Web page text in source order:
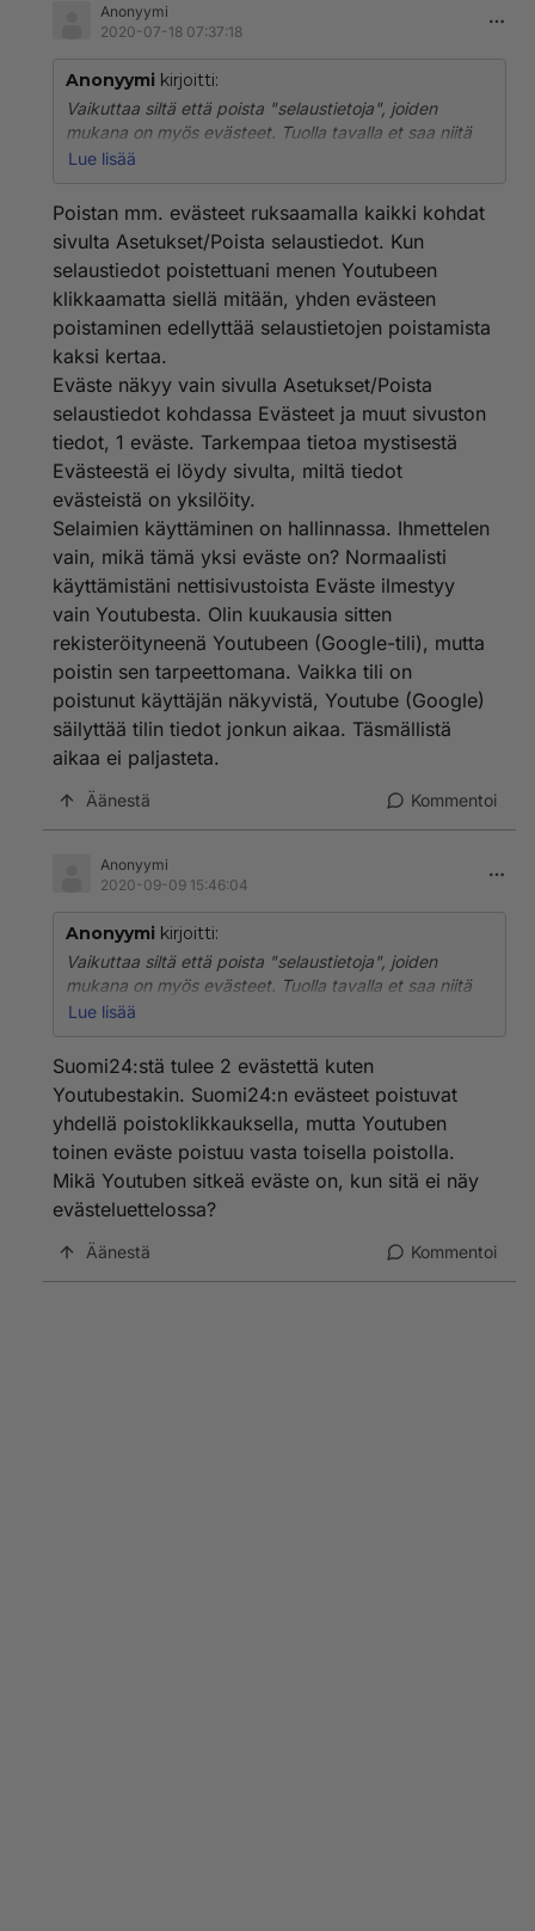
Anonyymi
2020-07-18 07:37:18
Anonyymi kirjoitti:
Vaikuttaa siltä että poista "selaustietoja", joiden
mukana on myös evästeet. Tuolla tavalla et saa niitä
poistuman.
Silkkaa hiiren oikeanpuolimmaisella painikkeella,
evästeisiin. Voit poistaa, tai laittaa eston. Sivulla jonka
evästeitä olet laittanut "estetyksi" näkyy osoitepalkin
oikeassa reunassa "haukattu piirakanpala", merkkinä
estosta.
asettaa?
Lue lisää
Poistan mm. evästeet ruksaamalla kaikki kohdat
sivulta Asetukset/Poista selaustiedot. Kun
selaustiedot poistettuani menen Youtubeen
klikkaamatta siellä mitään, yhden evästeen
poistaminen edellyttää selaustietojen poistamista
kaksi kertaa.
Eväste näkyy vain sivulla Asetukset/Poista
selaustiedot kohdassa Evästeet ja muut sivuston
tiedot, 1 eväste. Tarkempaa tietoa mystisestä
Evästeestä ei löydy sivulta, miltä tiedot
evästeistä on yksilöity.
Selaimien käyttäminen on hallinnassa. Ihmettelen
vain, mikä tämä yksi eväste on? Normaalisti
käyttämistäni nettisivustoista Eväste ilmestyy
vain Youtubesta. Olin kuukausia sitten
rekisteröityneenä Youtubeen (Google-tili), mutta
poistin sen tarpeettomana. Vaikka tili on
poistunut käyttäjän näkyvistä, Youtube (Google)
säilyttää tilin tiedot jonkun aikaa. Täsmällistä
aikaa ei paljasteta.
Äänestä Kommentoi
Anonyymi
2020-09-09 15:46:04
Anonyymi kirjoitti:
Vaikuttaa siltä että poista "selaustietoja", joiden
mukana on myös evästeet. Tuolla tavalla et saa niitä
poistuman.
Silkkaa hiiren oikeanpuolimmaisella painikkeella,
evästeisiin. Voit poistaa, tai laittaa eston. Sivulla jonka
evästeitä olet laittanut "estetyksi" näkyy osoitepalkin
oikeassa reunassa "haukattu piirakanpala", merkkinä
estosta.
asettaa?
Lue lisää
Suomi24:stä tulee 2 evästettä kuten
Youtubestakin. Suomi24:n evästeet poistuvat
yhdellä poistoklikkauksella, mutta Youtuben
toinen eväste poistuu vasta toisella poistolla.
Mikä Youtuben sitkeä eväste on, kun sitä ei näy
evästeluettelossa?
Äänestä Kommentoi